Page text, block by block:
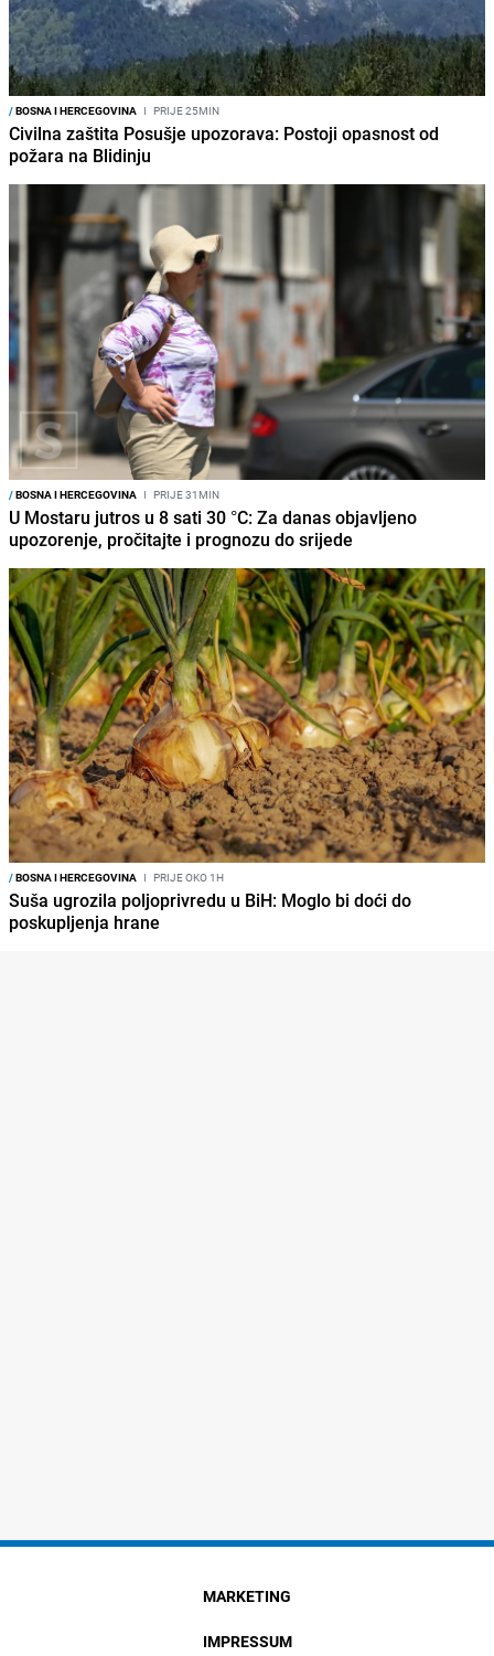
/BOSNA I HERCEGOVINA I PRIJE 25MIN
Civilna zaštita Posušje upozorava: Postoji opasnost od
požara na Blidinju
/BOSNA I HERCEGOVINA I PRIJE 31MIN
U Mostaru jutros u 8 sati 30 °C: Za danas objavljeno
upozorenje, pročitajte i prognozu do srijede
/BOSNA I HERCEGOVINA I PRIJE OKO 1H
Suša ugrozila poljoprivredu u BiH: Moglo bi doći do
poskupljenja hrane
MARKETING
IMPRESSUM